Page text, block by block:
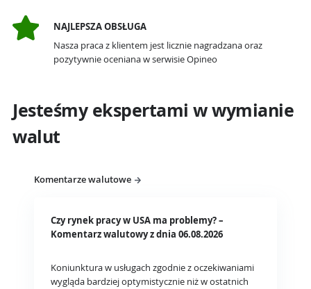
NAJLEPSZA OBSŁUGA
Nasza praca z klientem jest licznie nagradzana oraz
pozytywnie oceniana w serwisie Opineo
Jesteśmy ekspertami w wymianie
walut
Komentarze walutowe
Czy rynek pracy w USA ma problemy? –
Komentarz walutowy z dnia 06.08.2026
Koniunktura w usługach zgodnie z oczekiwaniami
wygląda bardziej optymistycznie niż w ostatnich